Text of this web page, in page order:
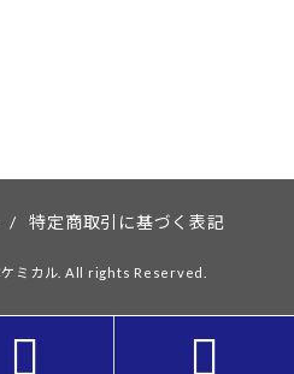
/ 特定商取引に基づく表記
ミカル. All rights Reserved.
 